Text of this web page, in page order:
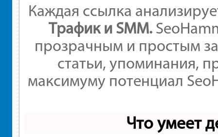
Каждая ссылка
Трафик и SMM.
прозрачным и простым
статьи, упоминания,
максимуму потенциал
Что умеет